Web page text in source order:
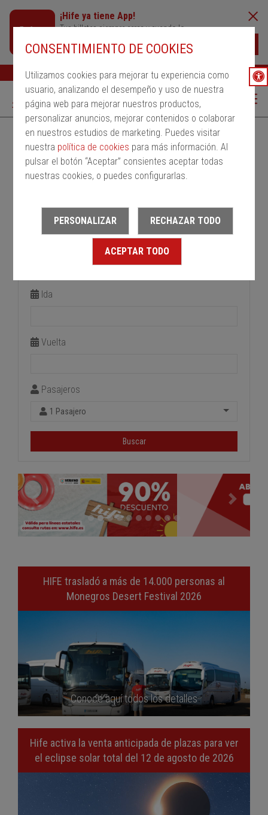
CONSENTIMIENTO DE COOKIES
Utilizamos cookies para mejorar tu experiencia como
usuario, analizando el desempeño y uso de nuestra
página web para mejorar nuestros productos,
personalizar anuncios, mejorar contenidos o colaborar
en nuestros estudios de marketing. Puedes visitar
nuestra política de cookies para más información. Al
pulsar el botón “Aceptar” consientes aceptar todas
nuestras cookies, o puedes configurarlas.
PERSONALIZAR RECHAZAR TODO
ACEPTAR TODO
¡Hife ya tiene App!
Tus billetes siempre cerca y cuando lo
Buscar Ayuda ESP
Desde
Estación de llegada
Ida
Vuelta
Pasajeros
1 Pasajero
Buscar
HIFE trasladó a más de 14.000 personas al
Monegros Desert Festival 2026
Conoce aquí todos los detalles
Hife activa la venta anticipada de plazas para ver
el eclipse solar total del 12 de agosto de 2026